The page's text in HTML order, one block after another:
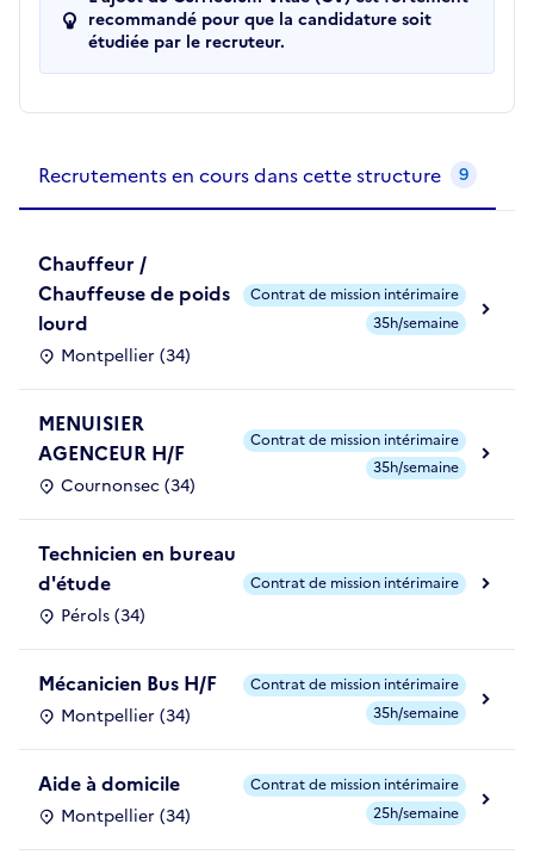
recommandé pour que la candidature soit
étudiée par le recruteur.
Recrutements en cours dans cette structure 9
Chauffeur /
Chauffeuse de poids
lourd
Montpellier (34)
Contrat de mission intérimaire
35h/semaine
MENUISIER
AGENCEUR H/F
Cournonsec (34)
Contrat de mission intérimaire
35h/semaine
Technicien en bureau
d'étude
Pérols (34)
Contrat de mission intérimaire
Mécanicien Bus H/F
Montpellier (34)
Contrat de mission intérimaire
35h/semaine
Aide à domicile
Montpellier (34)
Contrat de mission intérimaire
25h/semaine